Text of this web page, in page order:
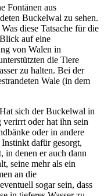
Fontänen aus
Buckelwal zu sehen.
diese Tatsache für die
auf eine
von Walen in
die Tiere
zu halten. Bei der
Wale (in dem
sich der Buckelwal in
verirrt oder hat ihn sein
oder in andere
dafür gesorgt,
in denen er auch dann
seine mehr als ein
an die
sogar sein, dass